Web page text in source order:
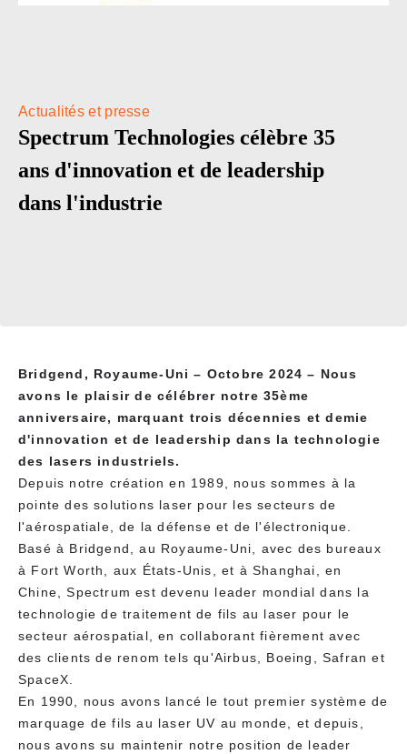
Actualités et presse
Spectrum Technologies célèbre 35
ans d'innovation et de leadership
dans l'industrie
Bridgend, Royaume-Uni – Octobre 2024 – Nous
avons le plaisir de célébrer notre 35ème
anniversaire, marquant trois décennies et demie
d'innovation et de leadership dans la technologie
des lasers industriels.
Depuis notre création en 1989, nous sommes à la
pointe des solutions laser pour les secteurs de
l'aérospatiale, de la défense et de l'électronique.
Basé à Bridgend, au Royaume-Uni, avec des bureaux
à Fort Worth, aux États-Unis, et à Shanghai, en
Chine, Spectrum est devenu leader mondial dans la
technologie de traitement de fils au laser pour le
secteur aérospatial, en collaborant fièrement avec
des clients de renom tels qu'Airbus, Boeing, Safran et
SpaceX.
En 1990, nous avons lancé le tout premier système de
marquage de fils au laser UV au monde, et depuis,
nous avons su maintenir notre position de leader